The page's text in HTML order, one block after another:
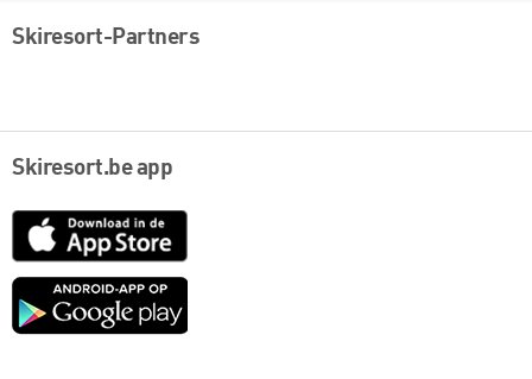
Skiresort-Partners
Skiresort.be app
App
Google